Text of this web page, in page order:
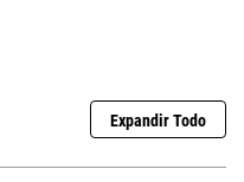
Expandir Todo